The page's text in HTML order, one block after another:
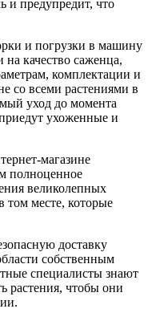
и предупредит, что
и погрузки в машину
на качество саженца,
комплектации и
со всеми растениями в
уход до момента
ухоженные и
магазине
полноценное
великолепных
том месте, которые
доставку
собственным
специалисты знают
растения, чтобы они